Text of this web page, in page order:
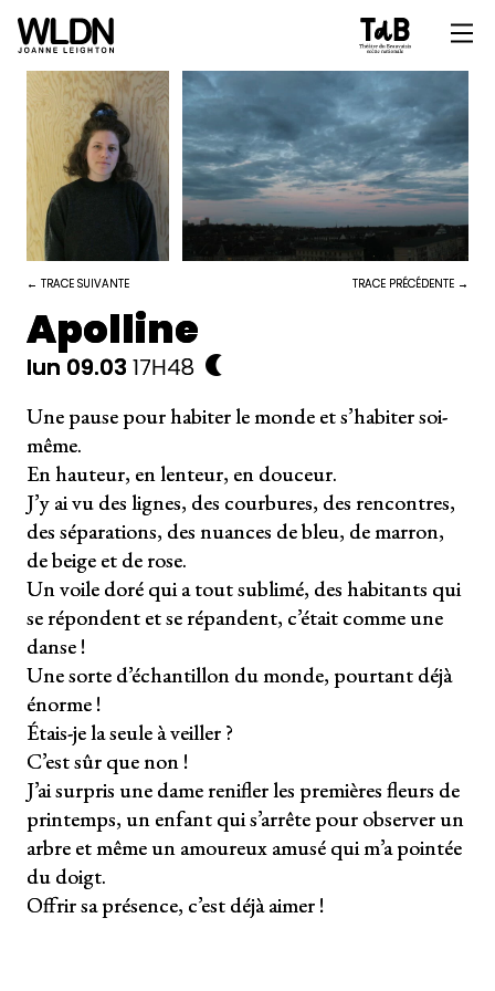
← TRACE SUIVANTE TRACE PRÉCÉDENTE →
Apolline
lun 09.03 17H48
Une pause pour habiter le monde et s’habiter soi-
même.
En hauteur, en lenteur, en douceur.
J’y ai vu des lignes, des courbures, des rencontres,
des séparations, des nuances de bleu, de marron,
de beige et de rose.
Un voile doré qui a tout sublimé, des habitants qui
se répondent et se répandent, c’était comme une
danse !
Une sorte d’échantillon du monde, pourtant déjà
énorme !
Étais-je la seule à veiller ?
C’est sûr que non !
J’ai surpris une dame renifler les premières fleurs de
printemps, un enfant qui s’arrête pour observer un
arbre et même un amoureux amusé qui m’a pointée
du doigt.
Offrir sa présence, c’est déjà aimer !